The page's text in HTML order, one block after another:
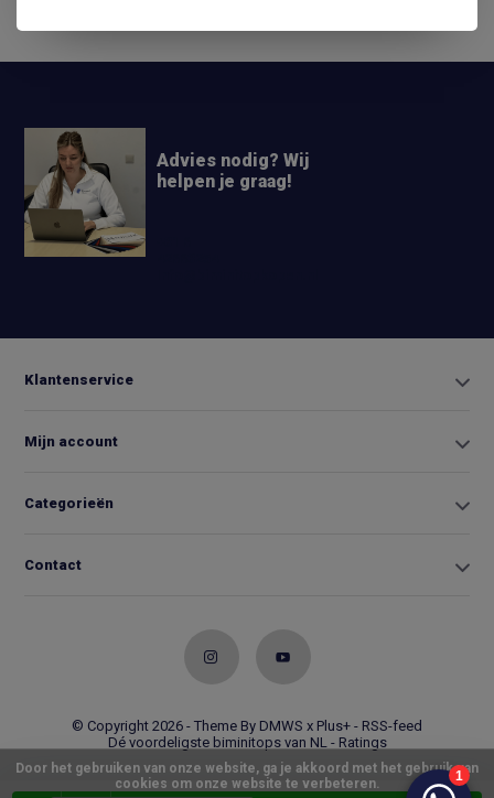
Advies nodig? Wij
helpen je graag!
Klantenservice
Mijn account
Categorieën
Contact
© Copyright 2026 - Theme By DMWS x Plus+ - RSS-feed
Dé voordeligste biminitops van NL - Ratings
Door het gebruiken van onze website, ga je akkoord met het gebruik van
cookies om onze website te verbeteren.